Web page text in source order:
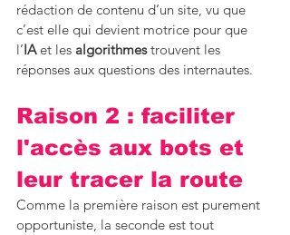
rédaction de contenu d’un site, vu que
c’est elle qui devient motrice pour que
l’IA et les algorithmes trouvent les
réponses aux questions des internautes.
Raison 2 : faciliter
l'accès aux bots et
leur tracer la route
Comme la première raison est purement
opportuniste, la seconde est tout